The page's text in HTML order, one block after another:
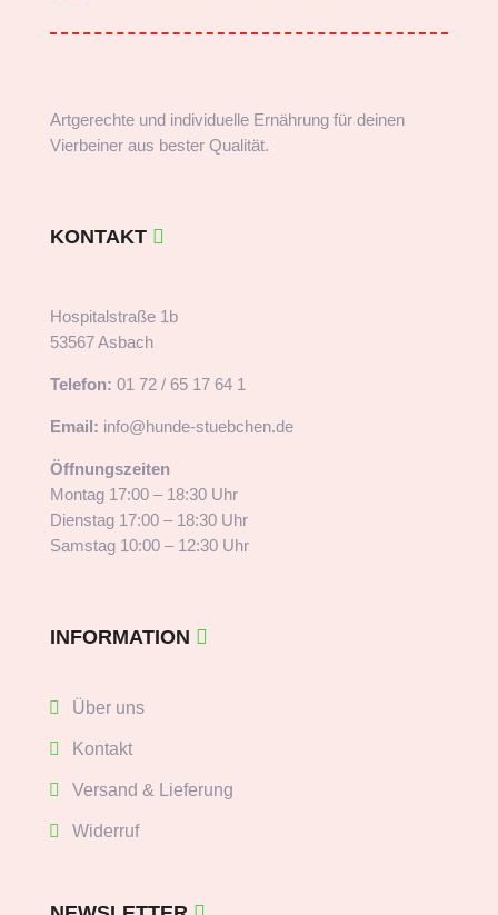
Artgerechte und individuelle Ernährung für deinen
Vierbeiner aus bester Qualität.
KONTAKT
Hospitalstraße 1b
53567 Asbach
Telefon: 01 72 / 65 17 64 1
Email: info@hunde-stuebchen.de
Öffnungszeiten
Montag 17:00 – 18:30 Uhr
Dienstag 17:00 – 18:30 Uhr
Samstag 10:00 – 12:30 Uhr
INFORMATION
Über uns
Kontakt
Versand & Lieferung
Widerruf